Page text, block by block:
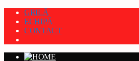
GRILĂ
ECHIPĂ
CONTACT